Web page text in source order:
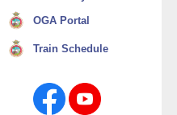
OGA Portal
Train Schedule